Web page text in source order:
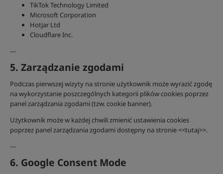
TikTok Technology Limited
Microsoft Corporation
Hotjar Ltd
Cloudflare Inc.
---
5. Zarządzanie zgodami
Podczas pierwszej wizyty na stronie użytkownik może wyrazić zgodę
na wykorzystanie poszczególnych kategorii plików cookies poprzez
panel zarządzania zgodami (tzw. cookie banner).
Użytkownik może w każdej chwili zmienić ustawienia cookies
poprzez panel zarządzania zgodami dostępny na stronie <<tutaj>>.
---
6. Google Consent Mode